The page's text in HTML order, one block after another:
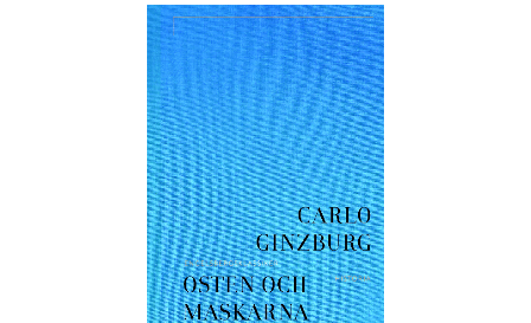
YUKIKO OCH PATRIK MÖTER
STOLPE STORIES
UTMÄRKELSER